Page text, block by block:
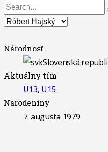
Národnosť
Slovenská
Aktuálny tím
U13, U15
Narodeniny
7. augusta 1979